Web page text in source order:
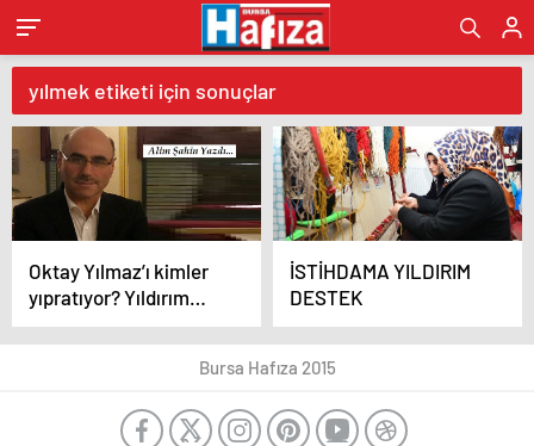
yılmek etiketi için sonuçlar
Oktay Yılmaz’ı kimler
yıpratıyor? Yıldırım
hizmet ve Proje dehası
Hocaoğulları!
İSTİHDAMA YILDIRIM
DESTEK
Bursa Hafıza 2015